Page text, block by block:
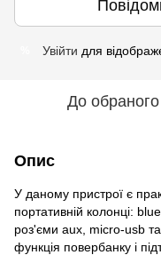
Увійти для
До обраного
Опис
У даному пристрої є
портативній колонці:
роз'єми aux, micro-usb
функція повербанку і